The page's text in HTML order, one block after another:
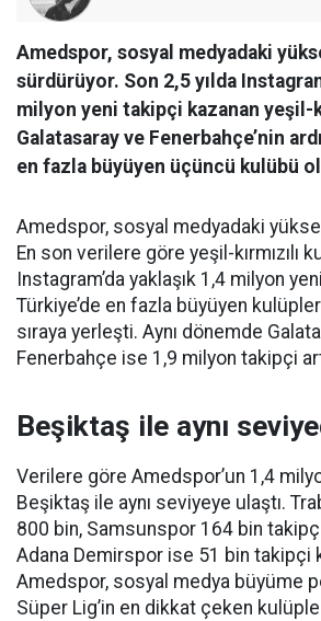
Amedspor, sosyal medyadaki
sürdürüyor. Son 2,5 yılda
milyon yeni takipçi kazanan yeşil-
Galatasaray ve Fenerbahçe’nin
en fazla büyüyen üçüncü kulübü
Amedspor, sosyal medyadaki
En son verilere göre yeşil-kırmızılı
Instagram’da yaklaşık 1,4 milyon
Türkiye’de en fazla büyüyen
sıraya yerleşti. Aynı dönemde
Fenerbahçe ise 1,9 milyon takipçi
Beşiktaş ile aynı
Verilere göre Amedspor’un 1,4
Beşiktaş ile aynı seviyeye ulaştı.
800 bin, Samsunspor 164 bin
Adana Demirspor ise 51 bin takipçi
Amedspor, sosyal medya büyüme
Süper Lig’in en dikkat çeken